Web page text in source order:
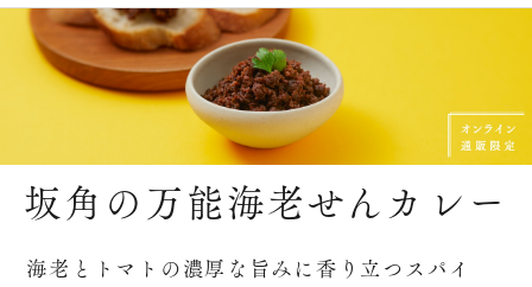
坂角の万能海老せんカレー
海老とトマトの濃厚な旨みに香り立つスパイ